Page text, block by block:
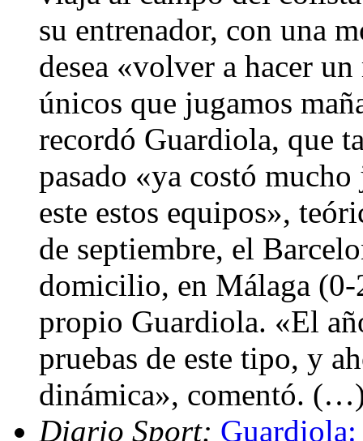
su entrenador, con una
desea «volver a hacer
únicos que jugamos
recordó Guardiola, que
pasado «ya costó
este estos equipos»,
de septiembre, el
domicilio, en Málaga (0-
propio Guardiola. «El
pruebas de este tipo, y
dinámica», comentó.
Diario Sport: Guardiola: